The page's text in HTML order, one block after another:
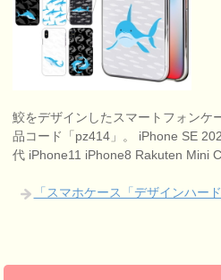
鮫をデザインしたスマートフォンケ
品コード「pz414」。 iPhone SE
代 iPhone11 iPhone8 Rakuten Mini
「スマホケース「デザインハー